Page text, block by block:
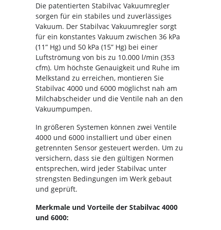
Die patentierten Stabilvac Vakuumregler
sorgen für ein stabiles und zuverlässiges
Vakuum. Der Stabilvac Vakuumregler sorgt
für ein konstantes Vakuum zwischen 36 kPa
(11” Hg) und 50 kPa (15” Hg) bei einer
Luftströmung von bis zu 10.000 l/min (353
cfm). Um höchste Genauigkeit und Ruhe im
Melkstand zu erreichen, montieren Sie
Stabilvac 4000 und 6000 möglichst nah am
Milchabscheider und die Ventile nah an den
Vakuumpumpen.
In größeren Systemen können zwei Ventile
4000 und 6000 installiert und über einen
getrennten Sensor gesteuert werden. Um zu
versichern, dass sie den gültigen Normen
entsprechen, wird jeder Stabilvac unter
strengsten Bedingungen im Werk gebaut
und geprüft.
Merkmale und Vorteile der Stabilvac 4000
und 6000: